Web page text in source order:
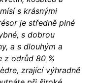
s krásnými
je středně plné
s dobrou
a s dlouhým a
z odrůd 80 %
zrající výhradně